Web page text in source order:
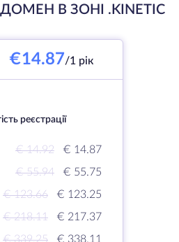
В ЗОНІ .KINETIC
€14.87/1 рік
реєстрації
€ 14.92
€ 14.87
€ 55.94
€ 55.75
€ 123.66
€ 123.25
€ 218.11
€ 217.37
€ 339.25
€ 338.11